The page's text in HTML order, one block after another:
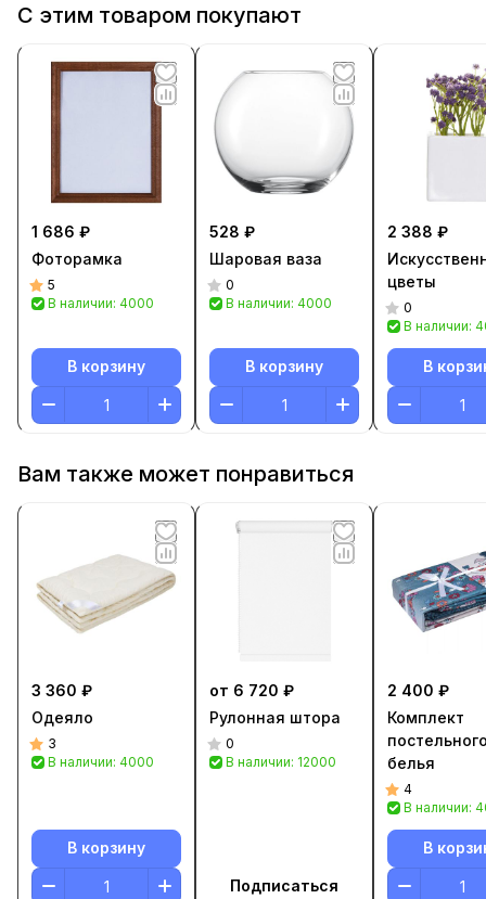
С этим товаром покупают
1 686 ₽
Фоторамка
5
В наличии: 4000
В корзину
528 ₽
Шаровая ваза
0
В наличии: 4000
В корзину
2 388 ₽
цветы
0
В наличии:
В
Вам также может понравиться
3 360 ₽
Одеяло
3
В наличии: 4000
В корзину
от 6 720 ₽
Рулонная штора
0
В наличии: 12000
Подписаться
2 400 ₽
Комплект
белья
4
В наличии:
В